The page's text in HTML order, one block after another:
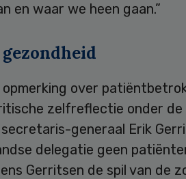
en waar we heen gaan.”
opmerking over
zelfreflectie onder de
generaal Erik
delegatie geen
Gerritsen de spil van de